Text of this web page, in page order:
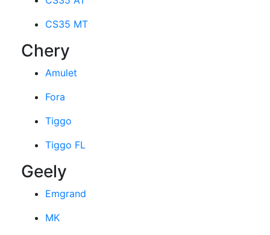
CS35 MT
Chery
Amulet
Fora
Tiggo
Tiggo FL
Geely
Emgrand
MK